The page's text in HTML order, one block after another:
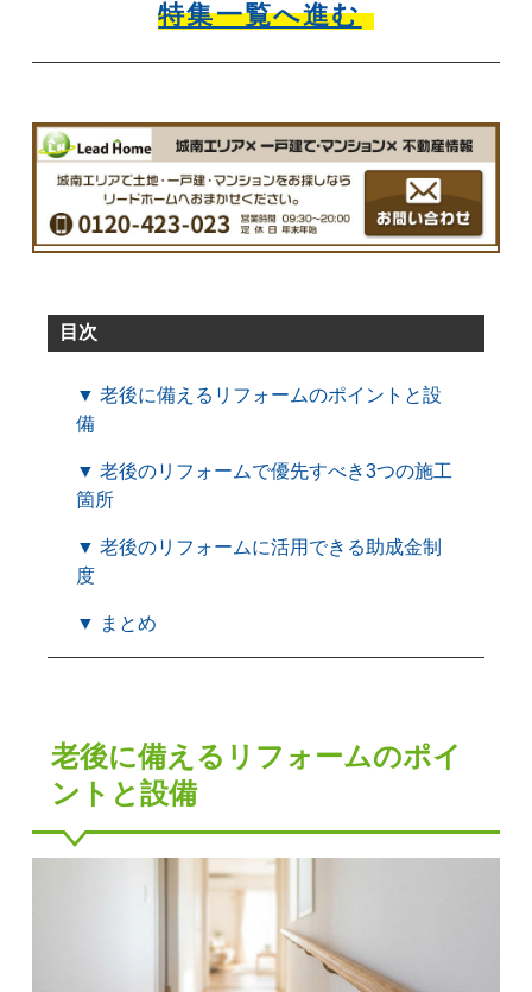
特集一覧へ進む
目次
▼ 老後に備えるリフォームのポイントと設
備
▼ 老後のリフォームで優先すべき3つの施工
箇所
▼ 老後のリフォームに活用できる助成金制
度
▼ まとめ
老後に備えるリフォームのポイ
ントと設備